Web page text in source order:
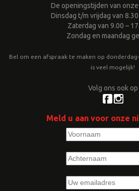
De openingstijden van
Dinsdag t/m vrijdag van
Zaterdag van 9.00 –
Zondag en maandag
Bel om een afspraak te maken op
is veel mogelijk!
Volg ons ook op
Meld u aan voor onze